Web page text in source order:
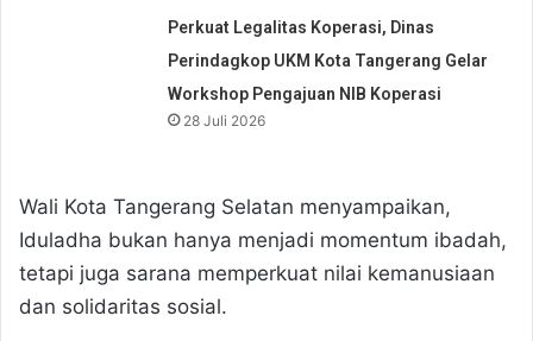
Perkuat Legalitas Koperasi, Dinas
Perindagkop UKM Kota Tangerang Gelar
Workshop Pengajuan NIB Koperasi
28 Juli 2026
Wali Kota Tangerang Selatan menyampaikan,
Iduladha bukan hanya menjadi momentum ibadah,
tetapi juga sarana memperkuat nilai kemanusiaan
dan solidaritas sosial.